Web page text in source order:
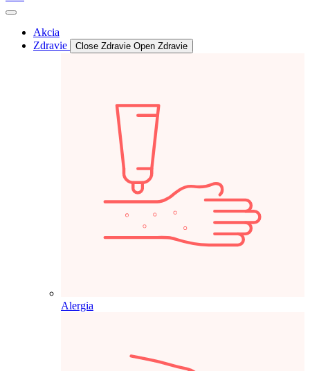
Akcia
Zdravie
Close Zdravie Open Zdravie
Alergia